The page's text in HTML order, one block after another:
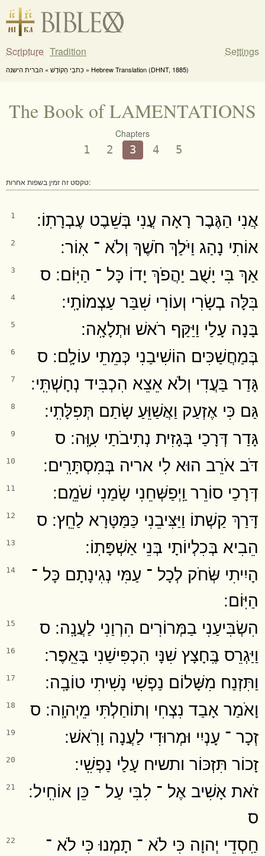
Scripture Tradition Settings
כִּתבֵי הַקוֹדֶשׁ » הברית הישנה » Hebrew Translation (DHNT, 1885)
The Book of LAMENTATIONS
Chapters
1 2 3 4 5
טקסט זה זמין בשפות אחרות:
1 אֲנִי הַגֶּבֶר רָאָה עֳנִי בְּשֵׁבֶט עֶבְרָתֽוֹ ׃
2 אוֹתִי נָהַג וַיֹּלַךְ חֹשֶׁךְ וְלֹא ־ אֽוֹר ׃
3 אַךְ בִּי יָשֻׁב יַהֲפֹךְ יָדוֹ כָּל ־ הַיּֽוֹם ׃ ס
4 בִּלָּה בְשָׂרִי וְעוֹרִי שִׁבַּר עַצְמוֹתָֽי ׃
5 בָּנָה עָלַי וַיַּקַּף רֹאשׁ וּתְלָאָֽה ׃
6 בְּמַחֲשַׁכִּים הוֹשִׁיבַנִי כְּמֵתֵי עוֹלָֽם ׃ ס
7 גָּדַר בַּעֲדִי וְלֹא אֵצֵא הִכְבִּיד נְחָשְׁתִּֽי ׃
8 גַּם כִּי אֶזְעַק וַאֲשַׁוֵּעַ שָׂתַם תְּפִלָּתִֽי ׃
9 גָּדַר דְּרָכַי בְּגָזִית נְתִיבֹתַי עִוָּֽה ׃ ס
10 דֹּב אֹרֵב הוּא לִי אריה בְּמִסְתָּרִֽים ׃
11 דְּרָכַי סוֹרֵר וַֽיְפַשְּׁחֵנִי שָׂמַנִי שֹׁמֵֽם ׃
12 דָּרַךְ קַשְׁתוֹ וַיַּצִּיבֵנִי כַּמַּטָּרָא לַחֵֽץ ׃ ס
13 הֵבִיא בְּכִלְיוֹתָי בְּנֵי אַשְׁפָּתֽוֹ ׃
14
הָיִיתִי שְּׂחֹק לְכָל ־ עַמִּי נְגִינָתָם כָּל ־
הַיּֽוֹם ׃
15 הִשְׂבִּיעַנִי בַמְּרוֹרִים הִרְוַנִי לַעֲנָֽה ׃ ס
16 וַיַּגְרֵס בֶּֽחָצָץ שִׁנָּי הִכְפִּישַׁנִי בָּאֵֽפֶר ׃
17 וַתִּזְנַח מִשָּׁלוֹם נַפְשִׁי נָשִׁיתִי טוֹבָֽה ׃
18 וָאֹמַר אָבַד נִצְחִי וְתוֹחַלְתִּי מֵיְהוָֽה ׃ ס
19 זְכָר ־ עָנְיִי וּמְרוּדִי לַעֲנָה וָרֹֽאשׁ ׃
20 זָכוֹר תִּזְכּוֹר ותשיח עָלַי נַפְשִֽׁי ׃
21
זֹאת אָשִׁיב אֶל ־ לִבִּי עַל ־ כֵּן אוֹחִֽיל ׃
ס
22
חַֽסְדֵי יְהוָה כִּי לֹא ־ תָמְנוּ כִּי לֹא ־